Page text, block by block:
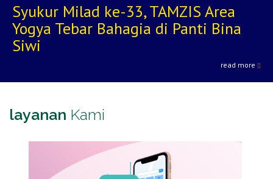
Syukur Milad ke-33, TAMZIS Area
Yogya Tebar Bahagia di Panti Bina
Siwi
read more
layanan Kami